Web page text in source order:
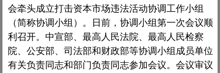
会牵头成立打击资本市场违法活动协调工作小组
（简称协调小组）。日前，协调小组第一次会议顺
利召开。中宣部、最高人民法院、最高人民检察
院、公安部、司法部和财政部等协调小组成员单位
有关负责同志和部门负责同志参加会议。会议审议